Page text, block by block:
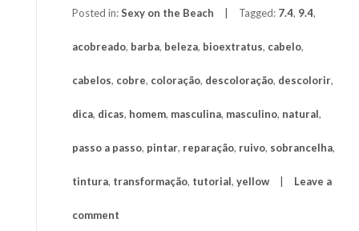
Posted in:Sexy on the Beach Tagged: 7.4, 9.4,
acobreado, barba, beleza, bioextratus, cabelo,
cabelos, cobre, coloração, descoloração, descolorir,
dica, dicas, homem, masculina, masculino, natural,
passo a passo, pintar, reparação, ruivo, sobrancelha,
tintura, transformação, tutorial, yellow Leave a
comment